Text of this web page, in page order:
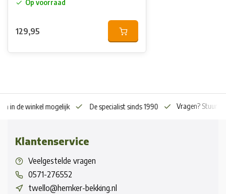
Op voorraad
129,95
in de winkel mogelijk De specialist sinds 1990 Vragen? Stuur
Klantenservice
Veelgestelde vragen
0571-276552
twello@hemker-bekking.nl